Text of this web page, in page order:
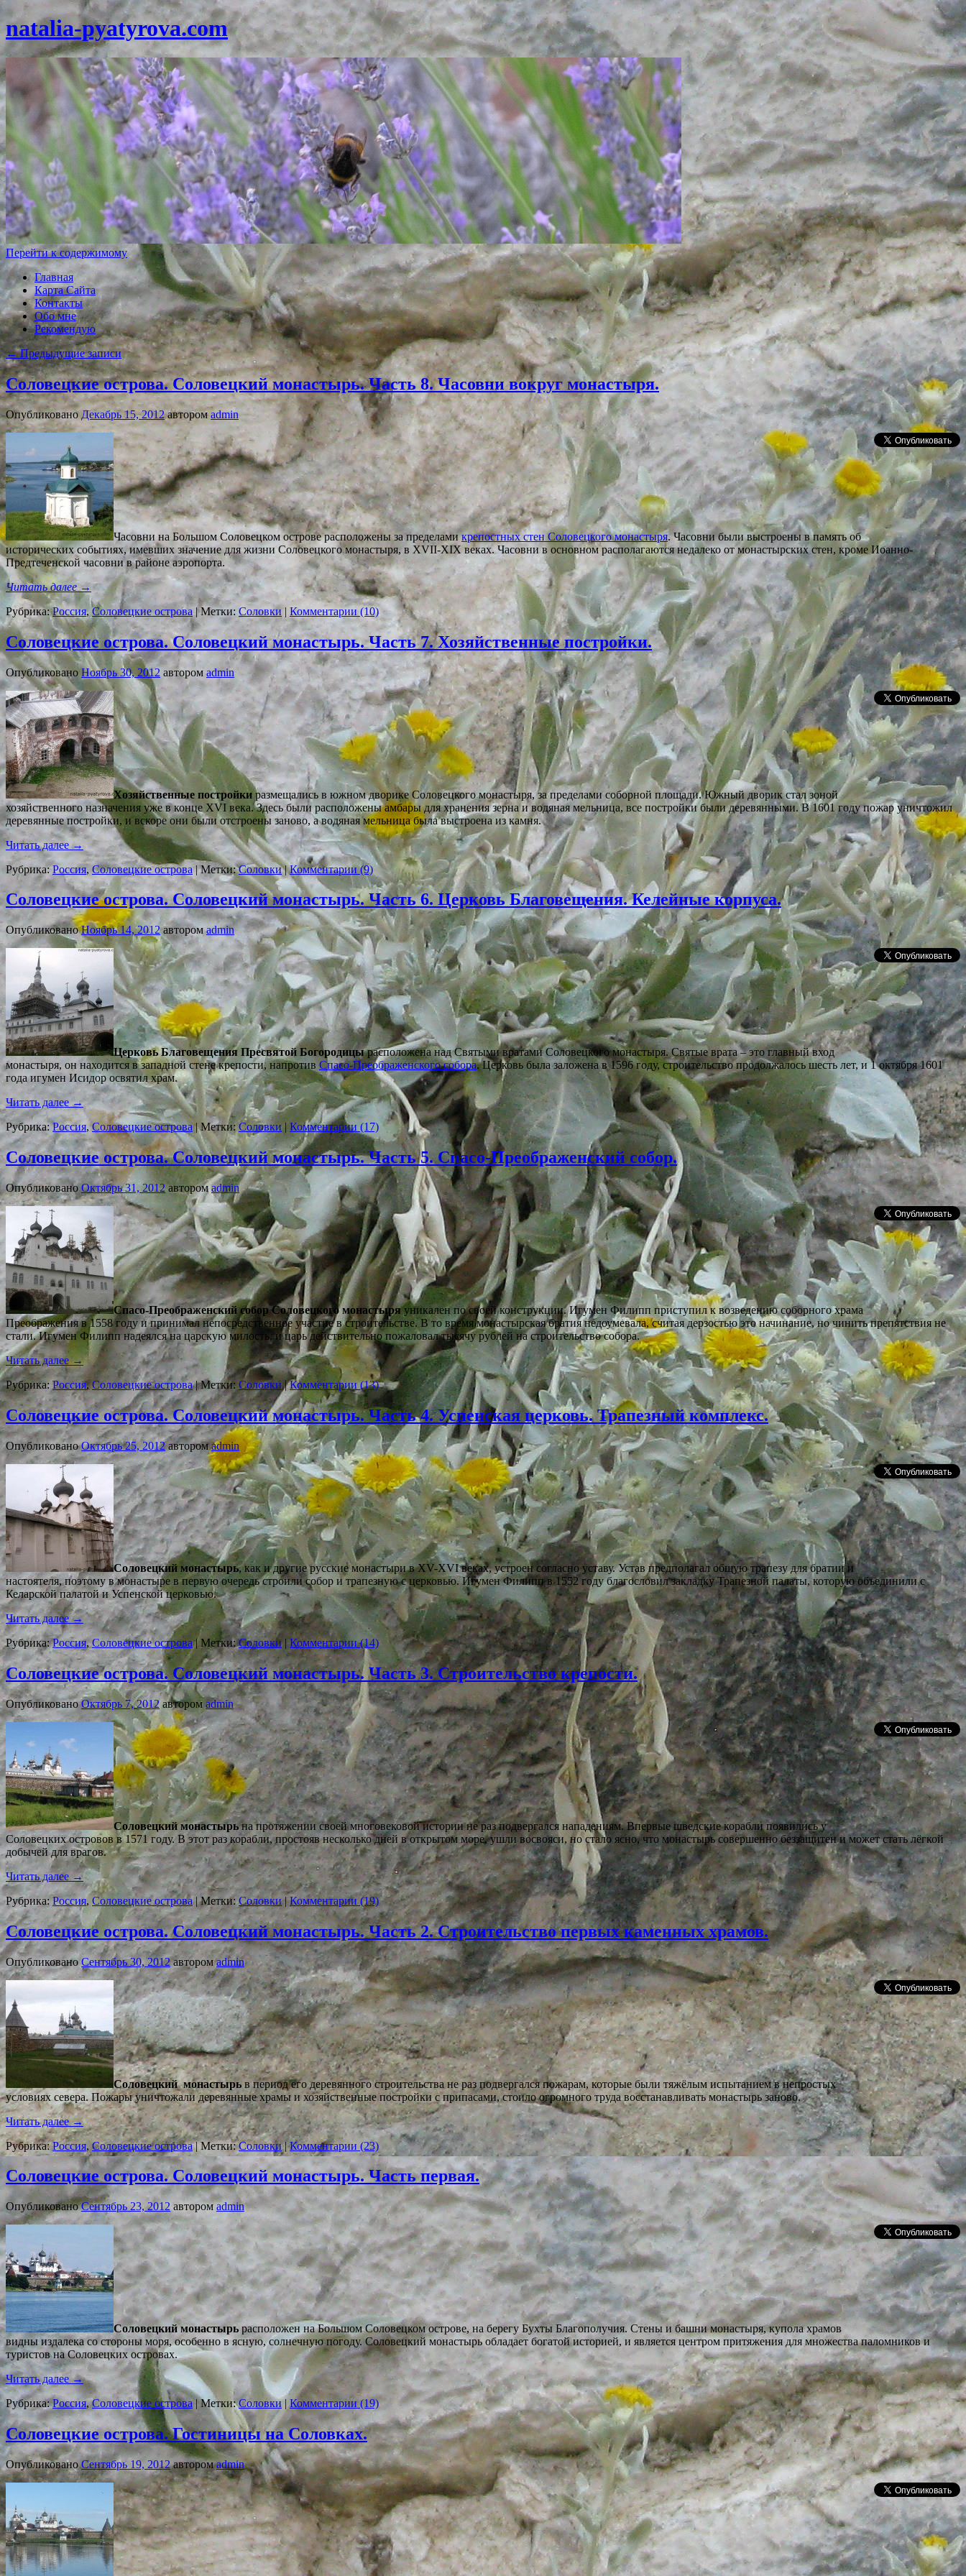
natalia-pyatyrova.com
Перейти к содержимому
Главная
Карта Сайта
Контакты
Обо мне
Рекомендую
←Предыдущие записи
Соловецкие острова. Соловецкий монастырь. Часть 8. Часовни вокруг монастыря.
Опубликовано Декабрь 15, 2012 автором admin
Часовни на Большом Соловецком острове расположены за пределамикрепостных стен Соловецкого монастыря. Часовни были выстроены в память об
исторических событиях, имевших значение для жизни Соловецкого монастыря, в XVII-XIX веках. Часовни в основном располагаются недалеко от монастырских стен, кроме Иоанно-
Предтеченской часовни в районе аэропорта.
Читать далее →
Рубрика: Россия,Соловецкие острова | Метки: Соловки | Комментарии (10)
Соловецкие острова. Соловецкий монастырь. Часть 7. Хозяйственные постройки.
Опубликовано Ноябрь 30, 2012 автором admin
Хозяйственные постройкиразмещались в южном дворике Соловецкого монастыря, за пределами соборной площади. Южный дворик стал зоной
хозяйственного назначения уже в конце XVI века. Здесь были расположены амбары для хранения зерна и водяная мельница, все постройки были деревянными. В 1601 году пожар уничтожил
деревянные постройки, и вскоре они были отстроены заново, а водяная мельница была выстроена из камня.
Читать далее→
Рубрика: Россия, Соловецкие острова | Метки: Соловки | Комментарии (9)
Соловецкие острова. Соловецкий монастырь. Часть 6. Церковь Благовещения. Келейные корпуса.
Опубликовано Ноябрь 14, 2012 автором admin
Церковь Благовещения Пресвятой Богородицырасположена над Святыми вратами Соловецкого монастыря. Святые врата – это главный вход
монастыря, он находится в западной стене крепости, напротивСпасо-Преображенского собора. Церковь была заложена в 1596 году, строительство продолжалось шесть лет, и 1 октября 1601
года игумен Исидор освятил храм.
Читать далее→
Рубрика: Россия,Соловецкие острова | Метки: Соловки | Комментарии (17)
Соловецкие острова. Соловецкий монастырь. Часть 5. Спасо-Преображенский собор.
Опубликовано Октябрь 31, 2012 автором admin
Спасо-Преображенский собор Соловецкого монастыряуникален по своей конструкции. Игумен Филипп приступил к возведению соборного храма
Преображения в 1558 году и принимал непосредственное участие в строительстве. В то время монастырская братия недоумевала, считая дерзостью это начинание, но чинить препятствия не
стали. Игумен Филипп надеялся на царскую милость, и царь действительно пожаловал тысячу рублей на строительство собора.
Читать далее→
Рубрика: Россия,Соловецкие острова | Метки: Соловки | Комментарии (13)
Соловецкие острова. Соловецкий монастырь. Часть 4. Успенская церковь. Трапезный комплекс.
Опубликовано Октябрь 25, 2012 автором admin
Соловецкий монастырь, как и другие русские монастыри в XV-XVI веках, устроен согласно уставу. Устав предполагал общую трапезу для братии и
настоятеля, поэтому в монастыре в первую очередь строили собор и трапезную с церковью. Игумен Филипп в 1552 году благословил закладку Трапезной палаты, которую объединили с
Келарской палатой и Успенской церковью.
Читать далее→
Рубрика: Россия,Соловецкие острова | Метки: Соловки | Комментарии (14)
Соловецкие острова. Соловецкий монастырь. Часть 3. Строительство крепости.
Опубликовано Октябрь 7, 2012 автором admin
Соловецкий монастырьна протяжении своей многовековой истории не раз подвергался нападениям. Впервые шведские корабли появились у
Соловецких островов в 1571 году. В этот раз корабли, простояв несколько дней в открытом море, ушли восвояси, но стало ясно, что монастырь совершенно беззащитен и может стать лёгкой
добычей для врагов.
Читать далее →
Рубрика: Россия, Соловецкие острова | Метки: Соловки | Комментарии (19)
Соловецкие острова. Соловецкий монастырь. Часть 2. Строительство первых каменных храмов.
Опубликовано Сентябрь 30, 2012 автором admin
Соловецкий монастырьв период его деревянного строительства не раз подвергался пожарам, которые были тяжёлым испытанием в непростых
условиях севера. Пожары уничтожали деревянные храмы и хозяйственные постройки с припасами, стоило огромного труда восстанавливать монастырь заново.
Читать далее→
Рубрика: Россия,Соловецкие острова | Метки: Соловки | Комментарии (23)
Соловецкие острова. Соловецкий монастырь. Часть первая.
Опубликовано Сентябрь 23, 2012 автором admin
Соловецкий монастырьрасположен на Большом Соловецком острове, на берегу Бухты Благополучия. Стены и башни монастыря, купола храмов
видны издалека со стороны моря, особенно в ясную, солнечную погоду. Соловецкий монастырь обладает богатой историей, и является центром притяжения для множества паломников и
туристов на Соловецких островах.
Читать далее→
Рубрика: Россия,Соловецкие острова | Метки: Соловки | Комментарии (19)
Соловецкие острова. Гостиницы на Соловках.
Опубликовано Сентябрь 19, 2012 автором admin